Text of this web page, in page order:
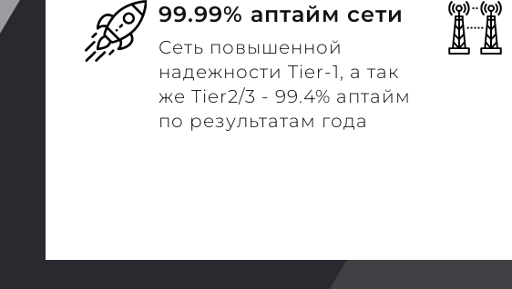
99.99% аптайм сети
Сеть повышенной
надежности Tier-1, а так
же Tier2/3 - 99.4% аптайм
по результатам года